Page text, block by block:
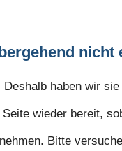
nicht
haben wir
wieder bereit,
Bitte